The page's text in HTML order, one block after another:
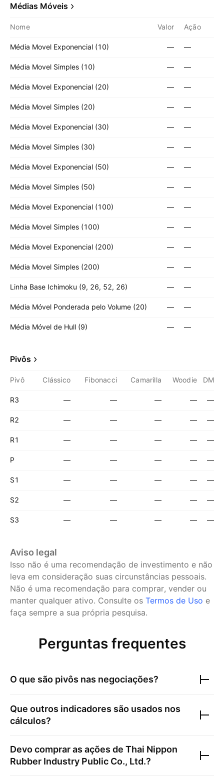
Médias Móveis
Nome Valor Ação
Média Movel Exponencial (10) — —
Média Movel Simples (10) — —
Média Movel Exponencial (20) — —
Média Movel Simples (20) — —
Média Movel Exponencial (30) — —
Média Movel Simples (30) — —
Média Movel Exponencial (50) — —
Média Movel Simples (50) — —
Média Movel Exponencial (100) — —
Média Movel Simples (100) — —
Média Movel Exponencial (200) — —
Média Movel Simples (200) — —
Linha Base Ichimoku (9, 26, 52, 26) — —
Média Móvel Ponderada pelo Volume (20) — —
Média Móvel de Hull (9) — —
Pivôs
Pivô Clássico Fibonacci Camarilla Woodie DM
R3 — — — — —
R2 — — — — —
R1 — — — — —
P — — — — —
S1 — — — — —
S2 — — — — —
S3 — — — — —
Aviso legal
Isso não é uma recomendação de investimento e não
leva em consideração suas circunstâncias pessoais.
Não é uma recomendação para comprar, vender ou
manter qualquer ativo. Consulte os Termos de Uso e
faça sempre a sua própria pesquisa.
Perguntas frequentes
O que são pivôs nas negociações?
Que outros indicadores são usados nos
cálculos?
Devo comprar as ações de Thai Nippon
Rubber Industry Public Co., Ltd.?